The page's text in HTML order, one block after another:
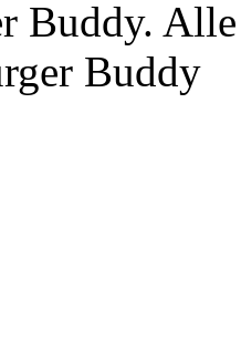
Buddy.
Buddy